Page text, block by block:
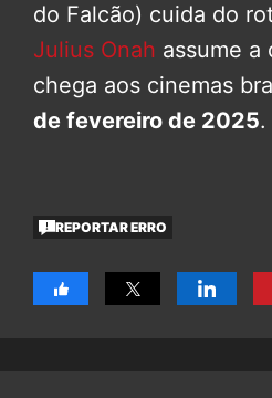
do Falcão) cuida do
Julius Onah assume a
chega aos cinemas
de fevereiro de 2025.
REPORTAR ERRO